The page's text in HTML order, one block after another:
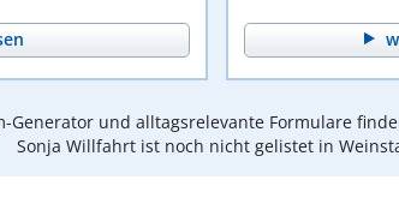
Generator und alltagsrelevante Formulare
Sonja Willfahrt ist noch nicht gelistet in